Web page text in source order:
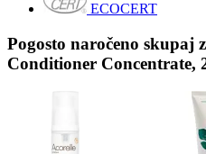
ECOCERT
Pogosto naročeno skupaj
Conditioner Concentrate,